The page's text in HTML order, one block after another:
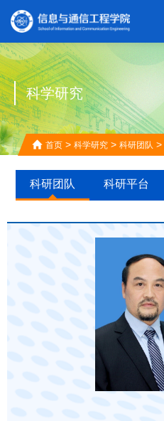
科学研究
首页 > 科学研究 > 科研团队 >
科研团队 科研平台